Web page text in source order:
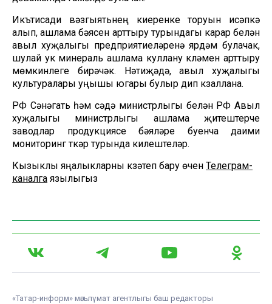
Икътисади вәзгыятьнең киеренке торуын исәпкә
алып, ашлама бәясен арттыру турындагы карар белән
авыл хуҗалыгы предприятиеләренә ярдәм булачак,
шулай ук минераль ашлама куллану күләмен арттыру
мөмкинлеге бирәчәк. Нәтиҗәдә, авыл хуҗалыгы
культуралары уңышы югары булыр дип күзаллана.
РФ Сәнәгать һәм сәүдә министрлыгы белән РФ Авыл
хуҗалыгы министрлыгы ашлама җитештерүче
заводлар продукциясе бәяләре буенча даими
мониторинг үткәрү турында килештеләр.
Кызыклы яңалыкларны күзәтеп бару өчен Телеграм-
каналга язылыгыз
«Татар-информ» мәгълүмат агентлыгы баш редакторы